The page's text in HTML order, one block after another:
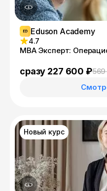
Eduson Academy
4.7
MBA Эксперт:
сразу 227 600 ₽
Новый курс